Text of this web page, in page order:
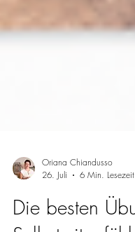
Oriana Chiandusso
26. Juli
6 Min. Lesezeit